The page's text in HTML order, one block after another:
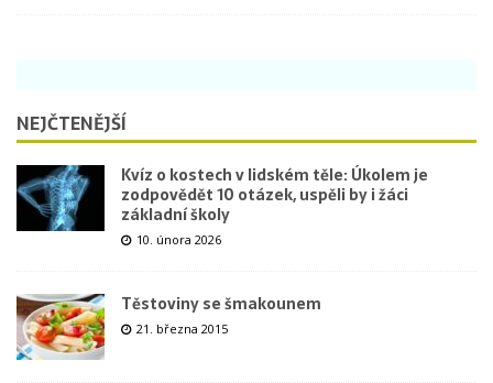
NEJČTENĚJŠÍ
Kvíz o kostech v lidském těle: Úkolem je
zodpovědět 10 otázek, uspěli by i žáci
základní školy
10. února 2026
Těstoviny se šmakounem
21. března 2015